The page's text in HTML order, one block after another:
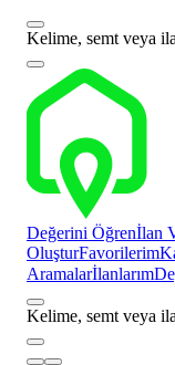
Kelime, semt veya
Değerini Öğrenİlan
OluşturFavorilerim
Aramalarİlanlarım
Kelime, semt veya